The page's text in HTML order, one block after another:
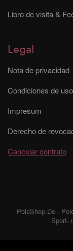
Libro de visita &
Legal
Nota de privacidad
Condiciones de uso
Impresum
Derecho de
Cancelar contrato
PoleShop.De -
Sport-